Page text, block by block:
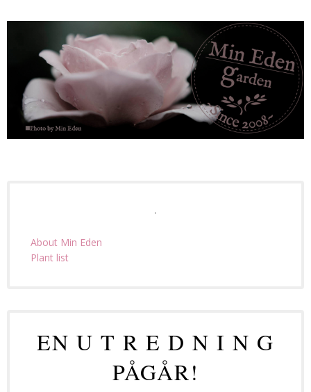
About Min Eden
Plant list
EN U T R E D N I N G
PÅGÅR!